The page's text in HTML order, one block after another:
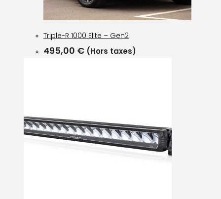
Triple-R 1000 Elite – Gen2
495,00 € (Hors taxes)